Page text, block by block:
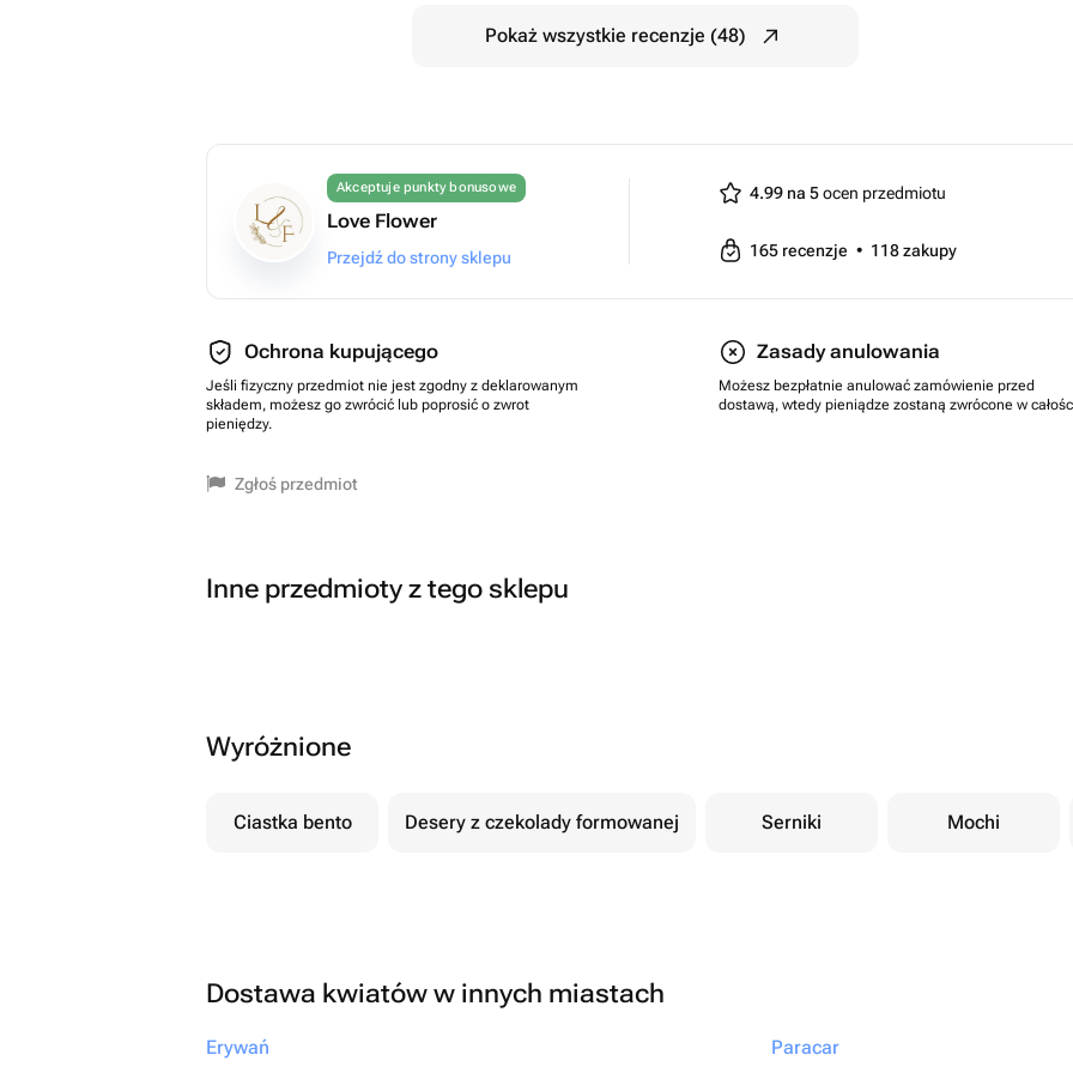
Pokaż wszystkie recenzje (48)
Akceptuje punkty bonusowe
Love Flower
Przejdź do strony sklepu
4.99 na 5ocen przedmiotu
165 recenzje • 118zakupy
Ochrona kupującego
Jeśli fizyczny przedmiot nie jest zgodny z deklarowanym
składem, możesz go zwrócić lub poprosić o zwrot
pieniędzy.
Zasady anulowania
Możesz bezpłatnie anulować zamówienie przed
dostawą, wtedy pieniądze zostaną zwrócone w
Zgłoś przedmiot
Inne przedmioty z tego sklepu
Wyróżnione
Ciastka bento Desery z czekolady formowanej Serniki Mochi
Dostawa kwiatów w innych miastach
Erywań
Paracar